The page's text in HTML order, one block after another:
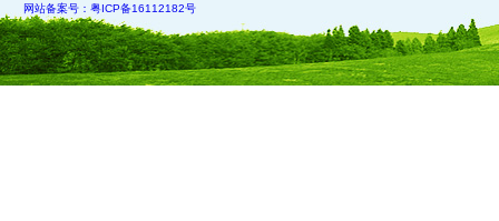
网站备案号：粤ICP备16112182号